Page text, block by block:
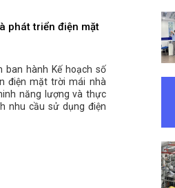
phát triển điện mặt
ban hành Kế hoạch số
điện mặt trời mái nhà
năng lượng và thực
nhu cầu sử dụng điện